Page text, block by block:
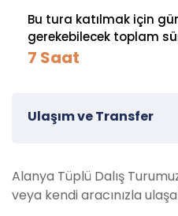
Bu tura katılmak için
gerekebilecek toplam
7 Saat
Ulaşım ve Transfer
Alanya Tüplü Dalış
veya kendi aracınızla